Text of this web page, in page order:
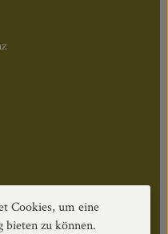
Cookies, um eine
bieten zu können.